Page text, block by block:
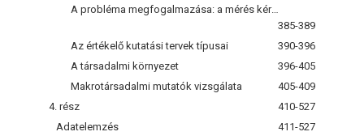
A probléma megfogalmazása: a mérés kérdései
385-389
Az értékelő kutatási tervek típusai
390-396
A társadalmi környezet
396-405
Makrotársadalmi mutatók vizsgálata
405-409
4. rész
410-527
Adatelemzés
411-527